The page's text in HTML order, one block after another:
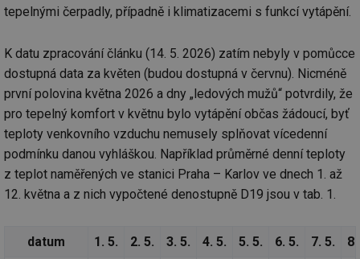
tepelnými čerpadly, případně i klimatizacemi s funkcí vytápění.
K datu zpracování článku (14. 5. 2026) zatím nebyly v pomůcce
dostupná data za květen (budou dostupná v červnu). Nicméně
první polovina května 2026 a dny „ledových mužů“ potvrdily, že
pro tepelný komfort v květnu bylo vytápění občas žádoucí, byť
teploty venkovního vzduchu nemusely splňovat vícedenní
podmínku danou vyhláškou. Například průměrné denní teploty
z teplot naměřených ve stanici Praha – Karlov ve dnech 1. až
12. května a z nich vypočtené denostupně D19 jsou v tab. 1.
datum 1. 5. 2. 5. 3. 5. 4. 5. 5. 5. 6. 5. 7. 5.